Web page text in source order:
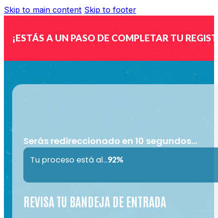
Skip to main content Skip to footer
¡ESTÁS A UN PASO DE COMPLETAR TU
Serás redireccionado en 9segundos…
Tu proceso está al...92%
REVISA TU BANDEJA DE ENTRADA